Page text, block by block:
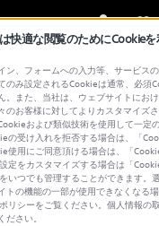
ト・お問い合わせ
快適な閲覧のためにCookieを
ン、フォームへの入力等、サービス
のみ設定されるCookieは通常、必須
。また、当社は、ウェブサイトにお
のお客様に対してよりカスタマイズ
および類似技術を使用して一定
の受け入れを拒否する場合は、「
使用にご同意頂ける場合は、「
定をカスタマイズする場合は「
いつでも管理することができます。
トの機能の一部が使用できなくなる
リシーをご覧ください。個人情報の
さい。